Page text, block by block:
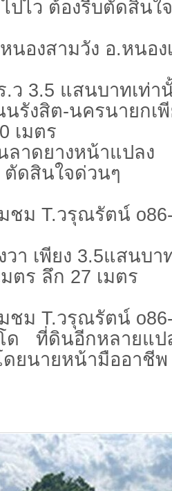
ปไว ต้องรีบตัดสิน
นองสามวัง อ.หนอ
ว 3.5 แสนบาทเท่า
นรังสิต-นครนายกเ
เมตร
าดยางหน้าแปลง
ดสินใจด่วนๆ
ชม T.วรุณรัตน์
วา เพียง 3.5แสนบา
ตร ลึก 27 เมตร
ชม T.วรุณรัตน์
ด ที่ดินอีกหลายแป
ดยนายหน้ามืออา